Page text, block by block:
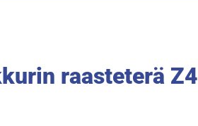
raasteterä Z4